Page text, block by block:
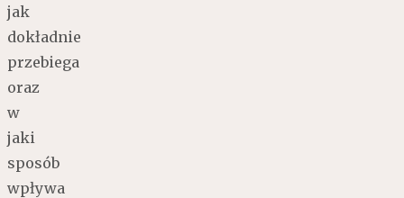
jak
dokładnie
przebiega
oraz
w
jaki
sposób
wpływa